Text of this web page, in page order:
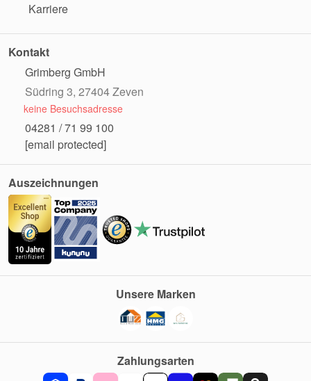
Karriere
Kontakt
Grimberg GmbH
Südring 3, 27404 Zeven
keine Besuchsadresse
04281 / 71 99 100
[email protected]
Auszeichnungen
Zahlungsarten
Unsere Marken